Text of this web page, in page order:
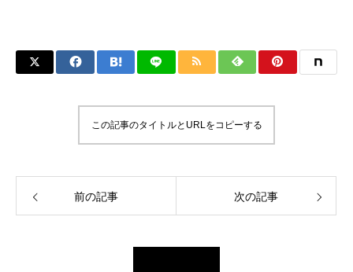
この記事のタイトルとURLをコピーする
前の記事 次の記事